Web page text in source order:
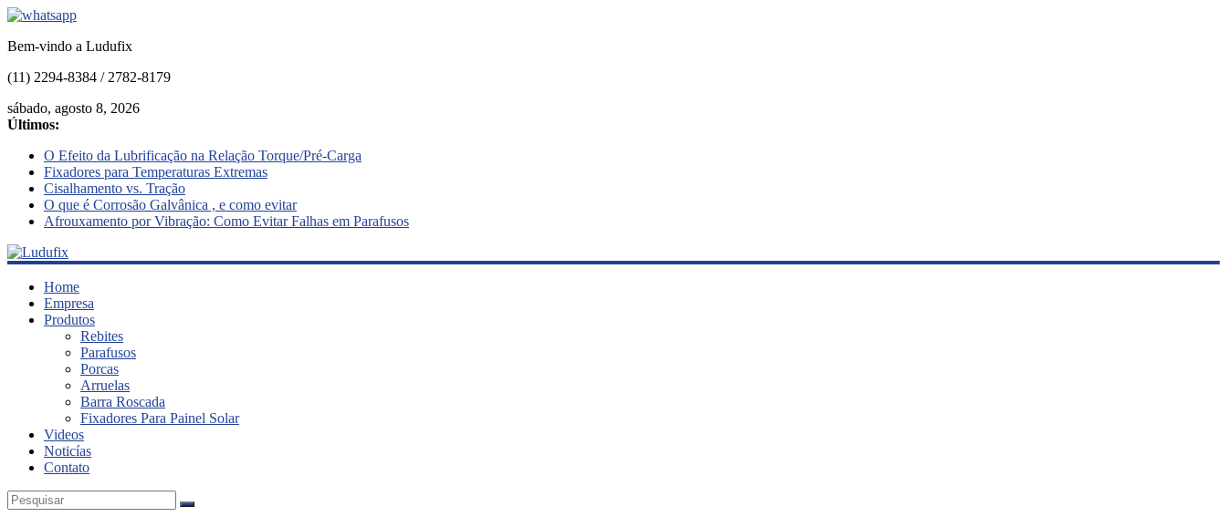
Bem-vindo a Ludufix
(11) 2294-8384 / 2782-8179
sábado, agosto 8, 2026
Últimos:
O Efeito da Lubrificação na Relação Torque/Pré-Carga
Fixadores para Temperaturas Extremas
Cisalhamento vs. Tração
O que é Corrosão Galvânica , e como evitar
Afrouxamento por Vibração: Como Evitar Falhas em Parafusos
Ludufix
Fixadores
Home
Empresa
Produtos
Rebites
Parafusos
Porcas
Arruelas
Barra Roscada
Fixadores Para Painel Solar
Videos
Noticías
Contato